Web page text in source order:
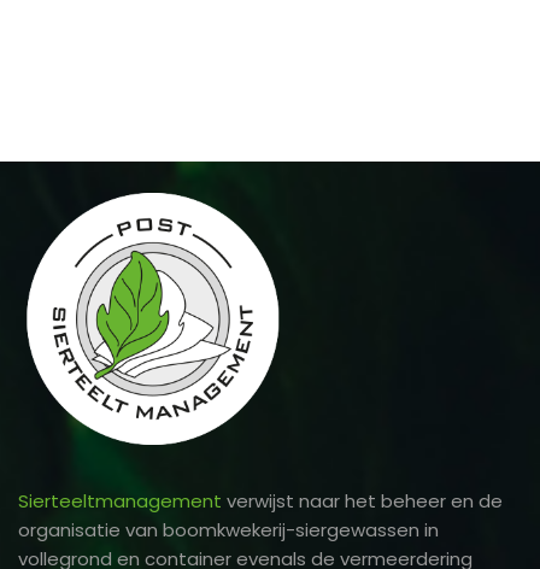
Sierteeltmanagement verwijst naar het beheer en de
organisatie van boomkwekerij-siergewassen in
vollegrond en container evenals de vermeerdering